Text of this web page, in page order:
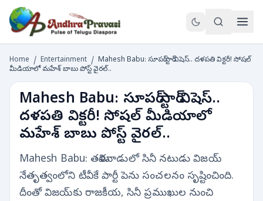
Home / Entertainment / Mahesh Babu: సూపర్ స్టార్ విషెస్.. దళపతి విక్టరీ! సోషల్
మీడియాలో మహేశ్ బాబు పోస్ట్ వైరల్..
Mahesh Babu: సూపర్ స్టార్ విషెస్..
దళపతి విక్టరీ! సోషల్ మీడియాలో
మహేశ్ బాబు పోస్ట్ వైరల్..
Mahesh Babu: తమిళనాడులో సినీ నటుడు విజయ్
నేతృత్వంలోని టీవీకే పార్టీ పెను సంచలనం సృష్టించింది.
దీంతో విజయ్‌కు రాజకీయ, సినీ ప్రముఖుల నుంచి